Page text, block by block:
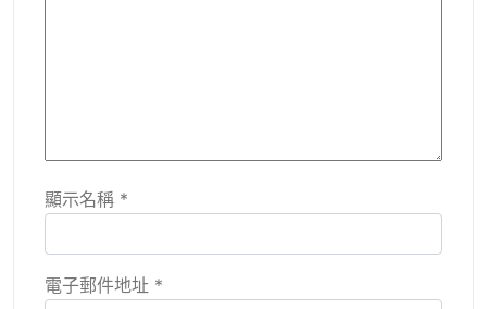
顯示名稱 *
電子郵件地址 *